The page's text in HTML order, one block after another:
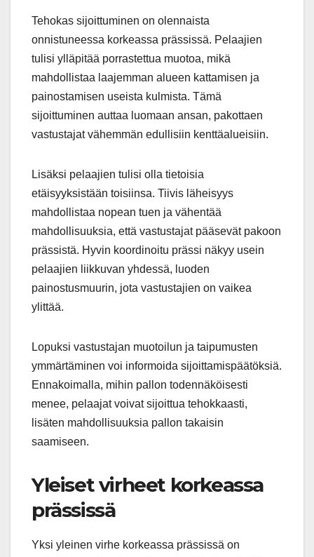
Tehokas sijoittuminen on olennaista
onnistuneessa korkeassa prässissä. Pelaajien
tulisi ylläpitää porrastettua muotoa, mikä
mahdollistaa laajemman alueen kattamisen ja
painostamisen useista kulmista. Tämä
sijoittuminen auttaa luomaan ansan, pakottaen
vastustajat vähemmän edullisiin kenttäalueisiin.
Lisäksi pelaajien tulisi olla tietoisia
etäisyyksistään toisiinsa. Tiivis läheisyys
mahdollistaa nopean tuen ja vähentää
mahdollisuuksia, että vastustajat pääsevät pakoon
prässistä. Hyvin koordinoitu prässi näkyy usein
pelaajien liikkuvan yhdessä, luoden
painostusmuurin, jota vastustajien on vaikea
ylittää.
Lopuksi vastustajan muotoilun ja taipumusten
ymmärtäminen voi informoida sijoittamispäätöksiä.
Ennakoimalla, mihin pallon todennäköisesti
menee, pelaajat voivat sijoittua tehokkaasti,
lisäten mahdollisuuksia pallon takaisin
saamiseen.
Yleiset virheet korkeassa
prässissä
Yksi yleinen virhe korkeassa prässissä on